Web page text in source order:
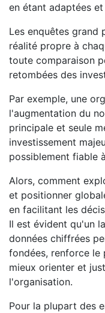
en étant adaptées
Les enquêtes grand
réalité propre à
toute comparaison
retombées des
Par exemple, une
l'augmentation du
principale et seule
investissement
possiblement fiable
Alors, comment
et positionner
en facilitant les
Il est évident qu'un
données chiffrées
fondées, renforce le
mieux orienter et
l'organisation.
Pour la plupart des